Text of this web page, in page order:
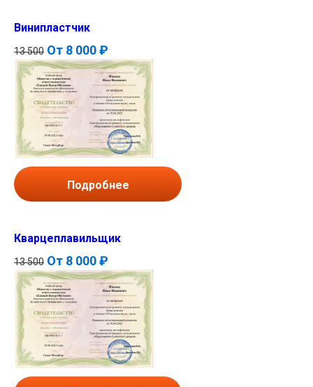
Винипластчик
13 500 От 8 000 ₽
Подробнее
Кварцеплавильщик
13 500 От 8 000 ₽